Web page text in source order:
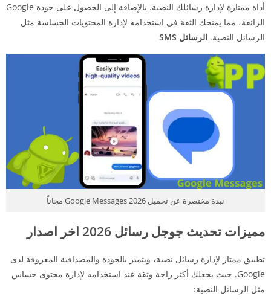
أداة ممتازة لإدارة رسائلك النصية. بالإضافة إلى الحصول على جودة Google
الرائعة، مما يمنحك الثقة في استخدامه لإدارة المحتويات الحساسة مثل
الرسائل النصية. الرسائل SMS
نبذة مختصرة عن تحميل 2026 Google Messages مجاناً
مميزات تحديث جوجل رسائل 2026 اخر اصدار
تطبيق ممتاز لإدارة رسائل نصية، ويتميز بالجودة والمصداقية المعروفة لدى
Google. حيث يجعلك أكثر راحة وثقة عند استخدامه لإدارة محتوى حساس
مثل الرسائل النصية: